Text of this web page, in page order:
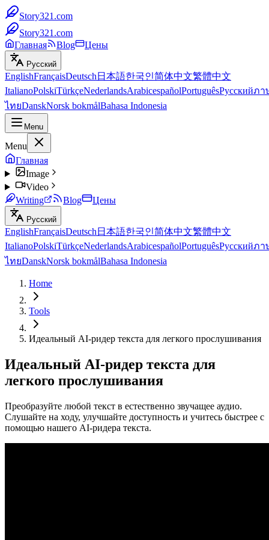
Story321.com
Story321.com
Главная
Blog Цены
Русский
EnglishFrançaisDeutsch 日本語한국인简体中文繁體中文
ItalianoPolskiTürkçeNederlandsArabicespañolPortuguêsРусскийภา
ไทยDanskNorsk bokmålBahasa Indonesia
Menu
Menu
Главная
Image
Video
Writing
Blog Цены
Русский
EnglishFrançaisDeutsch 日本語한국인简体中文繁體中文
ItalianoPolskiTürkçeNederlandsArabicespañolPortuguêsРусскийภา
ไทยDanskNorsk bokmålBahasa Indonesia
Home
Tools
Идеальный AI-ридер текста для легкого прослушивания
Идеальный AI-ридер текста для
легкого прослушивания
Преобразуйте любой текст в естественно звучащее аудио.
Слушайте на ходу, улучшайте доступность и учитесь быстрее с
помощью нашего AI-ридера текста.